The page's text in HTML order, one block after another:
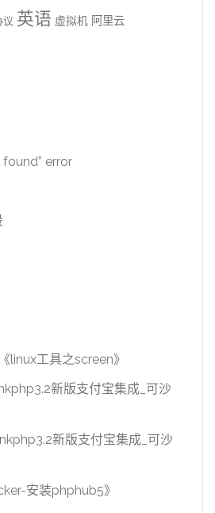
议 英语 虚拟机 阿里云
error
linux工具之screen》
新版支付宝集成_可沙
新版支付宝集成_可沙
安装phphub5》